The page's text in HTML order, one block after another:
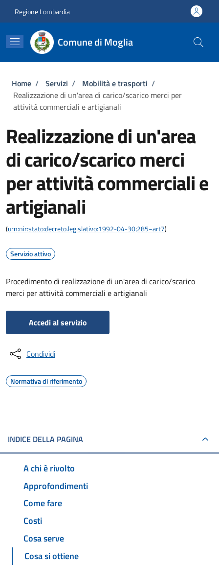
Regione Lombardia
Comune di Moglia
Briciole di pane
Home / Servizi / Mobilità e trasporti /
Realizzazione di un'area di carico/scarico merci per
attività commerciali e artigianali
Realizzazione di un'area
di carico/scarico merci
per attività commerciali e
artigianali
(urn:nir:stato:decreto.legislativo:1992-04-30;285~art7)
Servizio attivo
Procedimento di realizzazione di un'area di carico/scarico
merci per attività commerciali e artigianali
Accedi al servizio
Condividi
Normativa di riferimento
INDICE DELLA PAGINA
A chi è rivolto
Approfondimenti
Come fare
Costi
Cosa serve
Cosa si ottiene